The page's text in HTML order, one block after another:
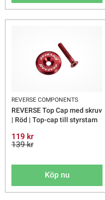
REVERSE COMPONENTS
REVERSE Top Cap med skruv
| Röd | Top-cap till styrstam
119 kr
139 kr
Köp nu